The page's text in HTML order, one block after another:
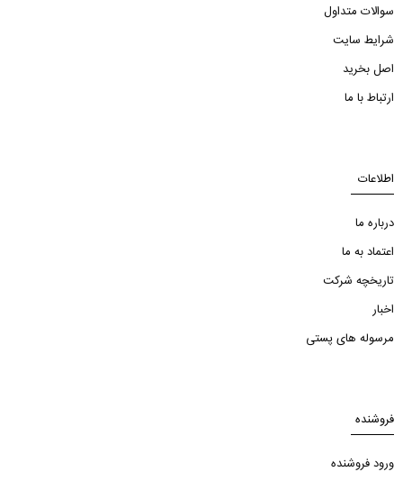
سوالات متداول
شرایط سایت
اصل بخرید
ارتباط با ما
اطلاعات
درباره ما
اعتماد به ما
تاریخچه شرکت
اخبار
مرسوله های پستی
فروشنده
ورود فروشنده